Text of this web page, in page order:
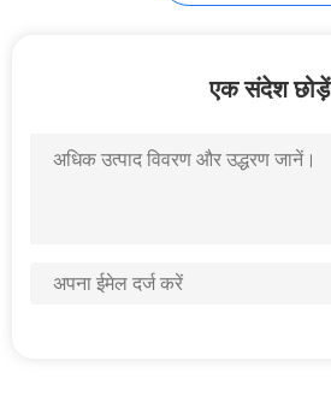
एक संदेश छोड़ें